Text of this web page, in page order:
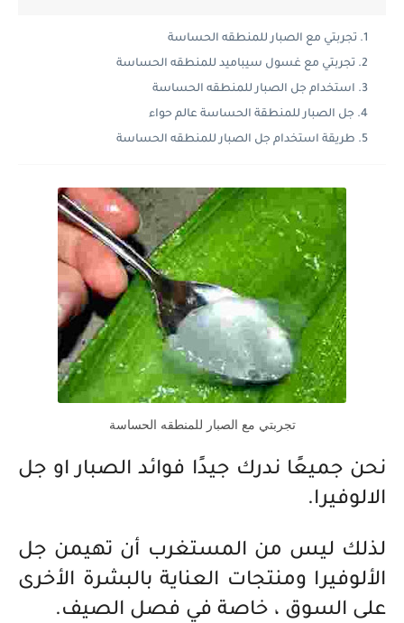
تجربتي مع الصبار للمنطقه الحساسة
تجربتي مع غسول سيباميد للمنطقه الحساسة
استخدام جل الصبار للمنطقه الحساسة
جل الصبار للمنطقة الحساسة عالم حواء
طريقة استخدام جل الصبار للمنطقه الحساسة
تجربتي مع الصبار للمنطقه الحساسة
نحن جميعًا ندرك جيدًا فوائد الصبار او جل
الالوفيرا.
لذلك ليس من المستغرب أن تهيمن جل
الألوفيرا ومنتجات العناية بالبشرة الأخرى
على السوق ، خاصة في فصل الصيف.